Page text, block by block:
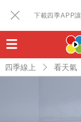
下載四季APP
四季線上 看天氣